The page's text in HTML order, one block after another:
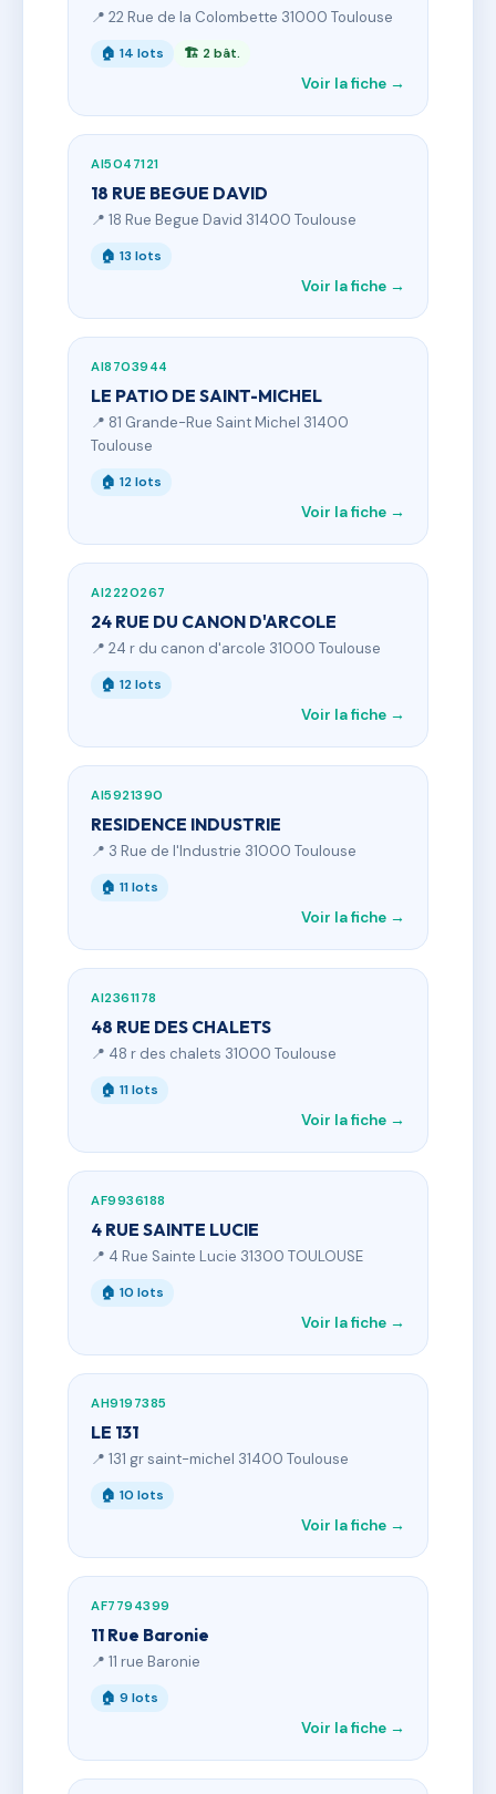
📍 22 Rue de la Colombette 31000 Toulouse
🏠 14 lots 🏗 2 bât.
Voir la fiche →
AI5047121
18 RUE BEGUE DAVID
📍 18 Rue Begue David 31400 Toulouse
🏠 13 lots
Voir la fiche →
AI8703944
LE PATIO DE SAINT-MICHEL
📍 81 Grande-Rue Saint Michel 31400
Toulouse
🏠 12 lots
Voir la fiche →
AI2220267
24 RUE DU CANON D'ARCOLE
📍 24 r du canon d'arcole 31000 Toulouse
🏠 12 lots
Voir la fiche →
AI5921390
RESIDENCE INDUSTRIE
📍 3 Rue de l'Industrie 31000 Toulouse
🏠 11 lots
Voir la fiche →
AI2361178
48 RUE DES CHALETS
📍 48 r des chalets 31000 Toulouse
🏠 11 lots
Voir la fiche →
AF9936188
4 RUE SAINTE LUCIE
📍 4 Rue Sainte Lucie 31300 TOULOUSE
🏠 10 lots
Voir la fiche →
AH9197385
LE 131
📍 131 gr saint-michel 31400 Toulouse
🏠 10 lots
Voir la fiche →
AF7794399
11 Rue Baronie
📍 11 rue Baronie
🏠 9 lots
Voir la fiche →